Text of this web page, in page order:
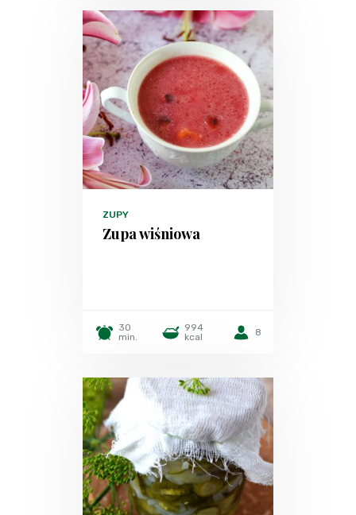
ZUPY
Zupa wiśniowa
30
min.
994
kcal
8